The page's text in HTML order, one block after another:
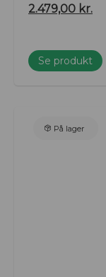
2.479,00 kr.
Se produkt
På lager